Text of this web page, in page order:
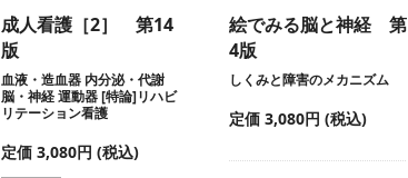
成人看護［2］ 第14
版
血液・造血器 内分泌・代謝
脳・神経 運動器 [特論]リハビ
リテーション看護
定価 3,080円 (税込)
絵でみる脳と神経 第
4版
しくみと障害のメカニズム
定価 3,080円 (税込)